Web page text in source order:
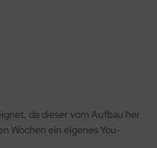
da dieser vom Aufbau her
Wochen ein eigenes You-